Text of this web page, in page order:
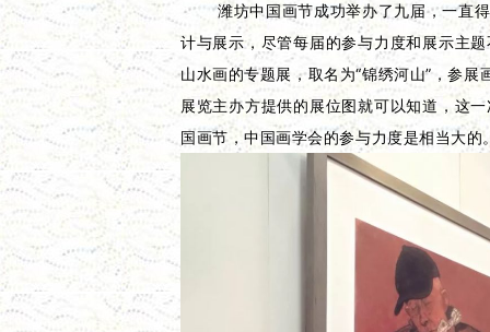
潍坊中国画节成功举办了九届，一直
计与展示，尽管每届的参与力度和展示主
山水画的专题展，取名为“锦绣河山”，参
展览主办方提供的展位图就可以知道，这
国画节，中国画学会的参与力度是相当大的